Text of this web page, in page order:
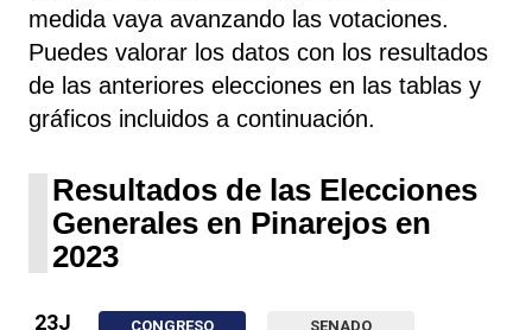
medida vaya avanzando las votaciones.
Puedes valorar los datos con los resultados
de las anteriores elecciones en las tablas y
gráficos incluidos a continuación.
Resultados de las Elecciones
Generales en Pinarejos en
2023
23J CONGRESO SENADO